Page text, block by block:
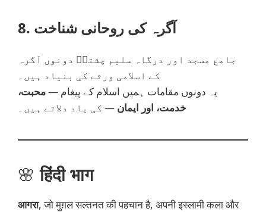
8. آگرہ کی روحانی شناخت
جامع مسجد اور درگاہ سلیم چشتیؒ دونوں آگرہ
کے اسلامی ورثے کی بنیاد ہیں۔
یہ دونوں مقامات ہمیں اسلام کے پیغام —محبت،
خدمت، اور ایمان — کی یاد دلاتے ہیں۔
🌸हिंदी भाग
आगरा, जो मुग़ल सल्तनत की पहचान है, अपनी इस्लामी कला और